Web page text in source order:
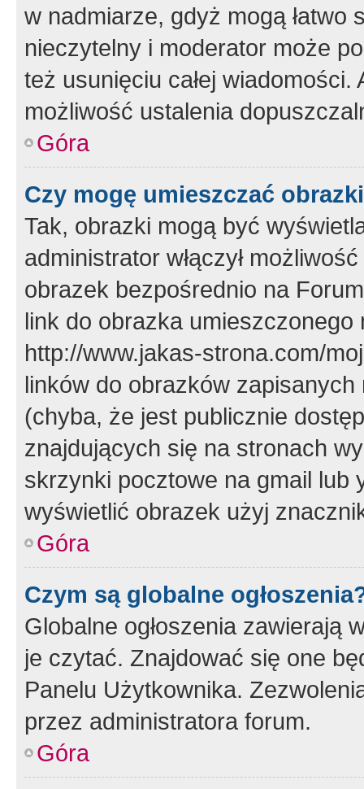
w nadmiarze, gdyż mogą
nieczytelny i moderator może
też usunięciu całej
możliwość ustalenia
Góra
Czy mogę umieszczać
Tak, obrazki mogą być
administrator włączył
obrazek bezpośrednio na
link do obrazka
http://www.jakas-strona.com/
linków do obrazków
(chyba, że jest publicznie
znajdujących się na stronach
skrzynki pocztowe na gmail lub
wyświetlić obrazek użyj
Góra
Czym są globalne
Globalne ogłoszenia zawierają
je czytać. Znajdować się one
Panelu Użytkownika.
przez administratora forum.
Góra